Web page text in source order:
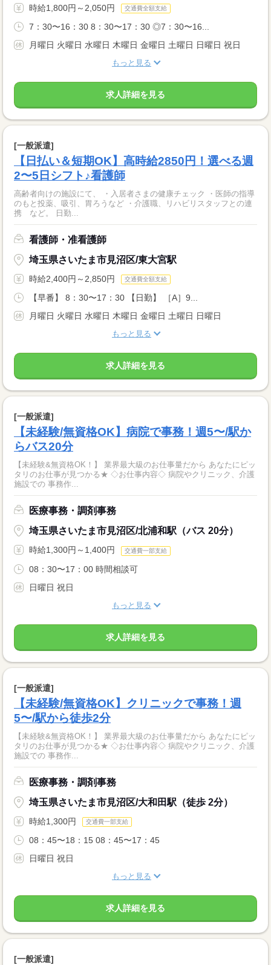
時給1,800円～2,050円 交通費全額支給
7：30〜16：30 8：30〜17：30 ◎7：30〜16...
月曜日 火曜日 水曜日 木曜日 金曜日 土曜日 日曜日 祝日
もっと見る
求人詳細を見る
[一般派遣]
【日払い＆短期OK】高時給2850円！選べる週
2〜5日シフト♪看護師
高齢者向けの施設にて、 ・入居者さまの健康チェック ・医師の指導
のもと投薬、吸引、胃ろうなど ・介護職、リハビリスタッフとの連
携 など。 日勤...
看護師・准看護師
埼玉県さいたま市見沼区/東大宮駅
時給2,400円～2,850円 交通費全額支給
【早番】 8：30〜17：30 【日勤】 ［A］9...
月曜日 火曜日 水曜日 木曜日 金曜日 土曜日 日曜日
もっと見る
求人詳細を見る
[一般派遣]
【未経験/無資格OK】病院で事務！週5〜/駅か
らバス20分
【未経験&無資格OK！】 業界最大級のお仕事量だから あなたにピッ
タリのお仕事が見つかる★ ◇お仕事内容◇ 病院やクリニック、介護
施設での 事務作...
医療事務・調剤事務
埼玉県さいたま市見沼区/北浦和駅（バス 20分）
時給1,300円～1,400円 交通費一部支給
08：30〜17：00 時間相談可
日曜日 祝日
もっと見る
求人詳細を見る
[一般派遣]
【未経験/無資格OK】クリニックで事務！週
5〜/駅から徒歩2分
【未経験&無資格OK！】 業界最大級のお仕事量だから あなたにピッ
タリのお仕事が見つかる★ ◇お仕事内容◇ 病院やクリニック、介護
施設での 事務作...
医療事務・調剤事務
埼玉県さいたま市見沼区/大和田駅（徒歩 2分）
時給1,300円 交通費一部支給
08：45〜18：15 08：45〜17：45
日曜日 祝日
もっと見る
求人詳細を見る
[一般派遣]